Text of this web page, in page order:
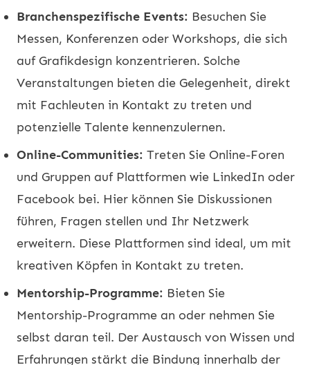
Branchenspezifische Events: Besuchen Sie
Messen, Konferenzen oder Workshops, die sich
auf Grafikdesign konzentrieren. Solche
Veranstaltungen bieten die Gelegenheit, direkt
mit Fachleuten in Kontakt zu treten und
potenzielle Talente kennenzulernen.
Online-Communities: Treten Sie Online-Foren
und Gruppen auf Plattformen wie LinkedIn oder
Facebook bei. Hier können Sie Diskussionen
führen, Fragen stellen und Ihr Netzwerk
erweitern. Diese Plattformen sind ideal, um mit
kreativen Köpfen in Kontakt zu treten.
Mentorship-Programme: Bieten Sie
Mentorship-Programme an oder nehmen Sie
selbst daran teil. Der Austausch von Wissen und
Erfahrungen stärkt die Bindung innerhalb der